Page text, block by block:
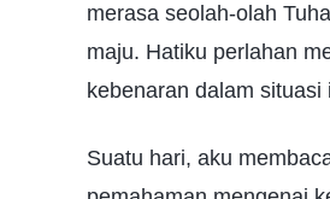
merasa seolah-olah
maju. Hatiku perlahan
kebenaran dalam situasi
Suatu hari, aku